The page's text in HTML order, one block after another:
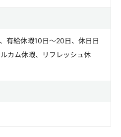
有給休暇10日～20日、休日日
カム休暇、リフレッシュ休